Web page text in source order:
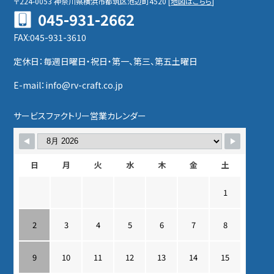
045-931-2662
FAX:045-931-3610
定休日：毎週日曜日・祝日・第一、第三、第五土曜日
E-mail：info@rv-craft.co.jp
サービスファクトリー営業カレンダー
日 月 火 水 木 金 土
1
2 3 4 5 6 7 8
9 10 11 12 13 14 15